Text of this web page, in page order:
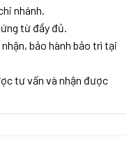
nhánh.
từ đầy đủ.
bảo hành bảo trì tại
tư vấn và nhận được